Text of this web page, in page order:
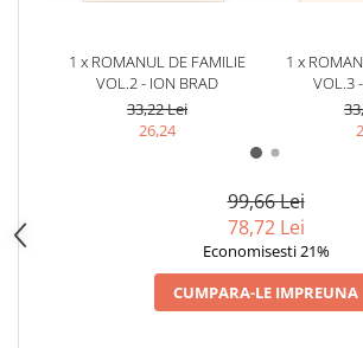
1 x ROMANUL DE FAMILIE
VOL.2 - ION BRAD
33,22 Lei
26,24
1 x
VOL.3
99,66 Lei
78,72 Lei
Economisesti 21%
CUMPARA-LE IMPREUNA